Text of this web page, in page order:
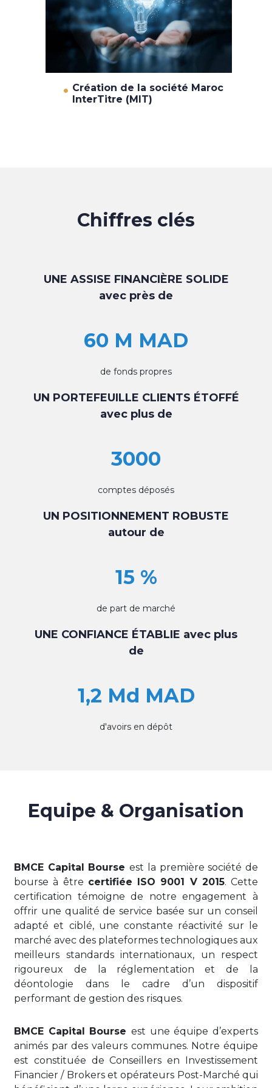
Création de la société Maroc
InterTitre (MIT)
Chiffres clés
UNE ASSISE FINANCIÈRE SOLIDE
avec près de
60 M MAD
de fonds propres
UN PORTEFEUILLE CLIENTS ÉTOFFÉ
avec plus de
3000
comptes déposés
UN POSITIONNEMENT ROBUSTE
autour de
15 %
de part de marché
UNE CONFIANCE ÉTABLIE avec plus
de
1,2 Md MAD
d'avoirs en dépôt
Equipe & Organisation
BMCE Capital Bourseest la première société de
bourse à être certifiée ISO 9001 V 2015. Cette
certification témoigne de notre engagement à
offrir une qualité de service basée sur un conseil
adapté et ciblé, une constante réactivité sur le
marché avec des plateformes technologiques aux
meilleurs standards internationaux, un respect
rigoureux de la réglementation et de la
déontologie dans le cadre d’un dispositif
performant de gestion des risques.
BMCE Capital Bourse est une équipe d’experts
animés par des valeurs communes. Notre équipe
est constituée de Conseillers en Investissement
Financier / Brokers et opérateurs Post-Marché qui